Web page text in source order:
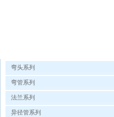
弯头系列
弯管系列
法兰系列
异径管系列